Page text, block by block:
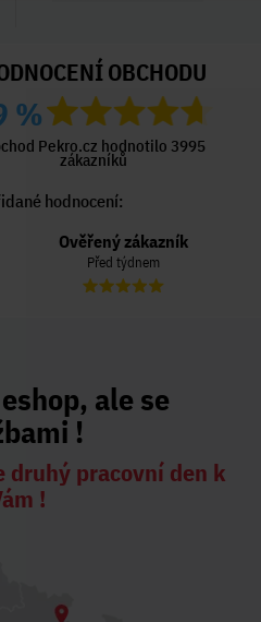
OBCHODU
%
Pekro.cz hodnotilo 3995
zákazníků
hodnocení:
Ověřený zákazník
Před týdnem
ale se
!
druhý pracovní den k
!